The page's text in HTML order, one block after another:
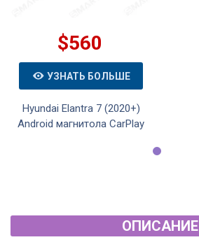
$560
УЗНАТЬ БОЛЬШЕ
Hyundai Elantra 7 (2020+)
Android магнитола CarPlay
ОПИСАНИЕ